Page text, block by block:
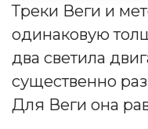
Треки Веги и
одинаковую
два светила
существенно
Для Веги она